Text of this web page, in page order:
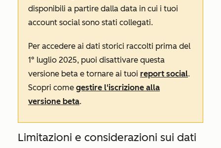
disponibili a partire dalla data in cui i tuoi
account social sono stati collegati.
Per accedere ai dati storici raccolti prima del
1° luglio 2025, puoi disattivare questa
versione beta e tornare ai tuoi report social.
Scopri come gestire l'iscrizione alla
versione beta.
Limitazioni e considerazioni sui dati